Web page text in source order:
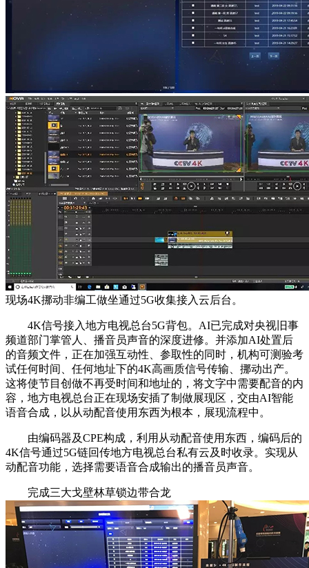
现场4K挪动非编工做坐通过5G收集接入云后台。
4K信号接入地方电视总台5G背包。AI已完成对央视旧事
频道部门掌管人、播音员声音的深度进修。并添加AI处置后
的音频文件，正在加强互动性、参取性的同时，机构可测验考
试任何时间、任何地址下的4K高画质信号传输、挪动出产。
这将使节目创做不再受时间和地址的，将文字中需要配音的内
容，地方电视总台正在现场安插了制做展现区，交由AI智能
语音合成，以从动配音使用东西为根本，展现流程中。
由编码器及CPE构成，利用从动配音使用东西，编码后的
4K信号通过5G链回传地方电视总台私有云及时收录。实现从
动配音功能，选择需要语音合成输出的播音员声音。
完成三大戈壁林草锁边带合龙